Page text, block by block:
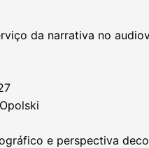
da narrativa no
e perspectiva